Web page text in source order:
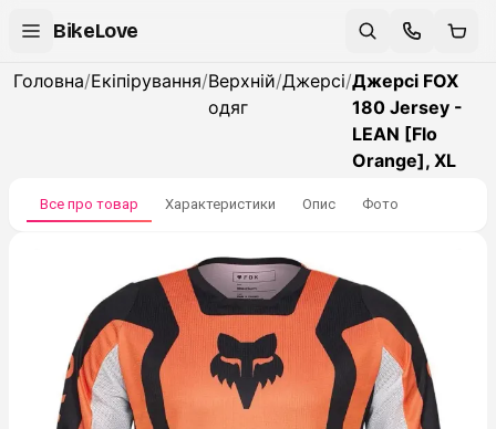
BikeLove
Головна/Екіпірування/Верхній
одяг
/Джерсі/Джерсі FOX
180 Jersey -
LEAN [Flo
Orange], XL
Все про товар Характеристики Опис Фото